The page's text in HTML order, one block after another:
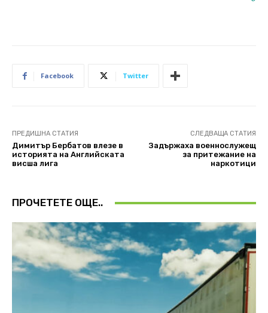
Facebook Twitter
ПРЕДИШНА СТАТИЯ
Димитър Бербатов влезе в
историята на Английската
висша лига
СЛЕДВАЩА СТАТИЯ
Задържаха военнослужещ
за притежание на
наркотици
ПРОЧЕТЕТЕ ОЩЕ..